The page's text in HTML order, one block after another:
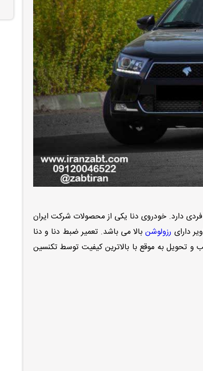
دارد. خودروی دنا یکی از محصولات شرکت ایران
دارای رزولوشنبالا می باشد. تعمیر ضبط دنا و دنا
و تحویل به موقع با بالاترین کیفیت توسط تکنسین